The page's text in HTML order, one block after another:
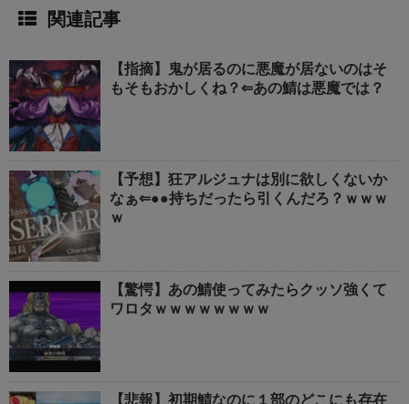
関連記事
【指摘】鬼が居るのに悪魔が居ないのはそ
もそもおかしくね？⇐あの鯖は悪魔では？
【予想】狂アルジュナは別に欲しくないか
なぁ⇐●●持ちだったら引くんだろ？ｗｗｗ
ｗ
【驚愕】あの鯖使ってみたらクッソ強くて
ワロタｗｗｗｗｗｗｗｗ
【悲報】初期鯖なのに１部のどこにも存在